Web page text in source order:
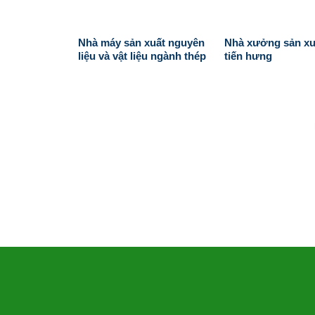
Nhà máy sản xuất nguyên
liệu và vật liệu ngành thép
Nhà xưởng sản
tiến hưng